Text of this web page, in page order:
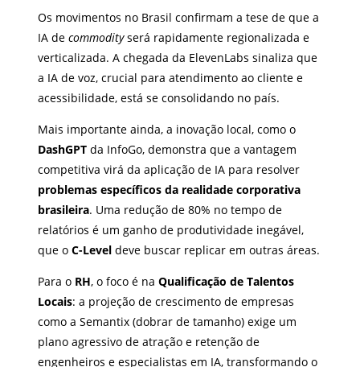
Os movimentos no Brasil confirmam a tese de que a
IA decommodityserá rapidamente regionalizada e
verticalizada. A chegada da ElevenLabs sinaliza que
a IA de voz, crucial para atendimento ao cliente e
acessibilidade, está se consolidando no país.
Mais importante ainda, a inovação local, como o
DashGPT da InfoGo, demonstra que a vantagem
competitiva virá da aplicação de IA para resolver
problemas específicos da realidade corporativa
brasileira. Uma redução de 80% no tempo de
relatórios é um ganho de produtividade inegável,
que oC-Level deve buscar replicar em outras áreas.
Para o RH, o foco é naQualificação de Talentos
Locais: a projeção de crescimento de empresas
como a Semantix (dobrar de tamanho) exige um
plano agressivo de atração e retenção de
engenheiros e especialistas em IA, transformando o